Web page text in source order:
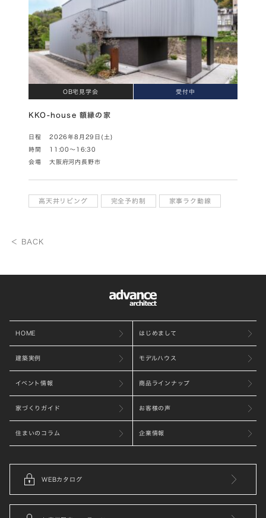
OB宅見学会 受付中
KKO-house 額縁の家
日程 2026年8月29日(土)
時間 11:00～16:30
会場 大阪府河内長野市
高天井リビング 完全予約制 家事ラク動線
＜ BACK
HOME はじめまして
建築実例 モデルハウス
イベント情報 商品ラインナップ
家づくりガイド お客様の声
住まいのコラム 企業情報
WEBカタログ